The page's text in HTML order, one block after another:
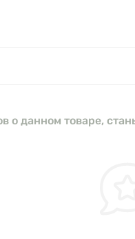
о данном товаре,